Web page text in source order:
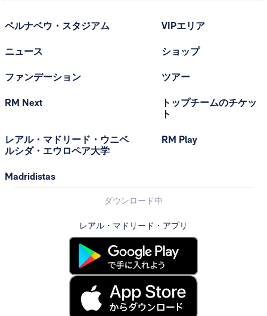
ベルナベウ・スタジアム
ニュース
ファンデーション
RM Next
レアル・マドリード・ウニベ
ルシダ・エウロペア大学
Madridistas
VIPエリア
ショップ
ツアー
トップチームのチケッ
ト
RM Play
ダウンロード中
レアル・マドリード・アプリ